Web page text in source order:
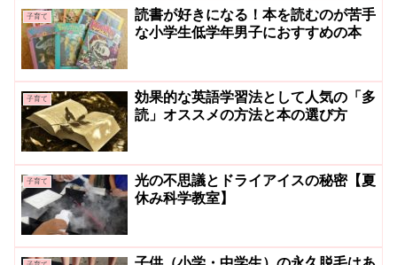
子育て
読書が好きになる！本を読むのが苦手
な小学生低学年男子におすすめの本
子育て
効果的な英語学習法として人気の「多
読」オススメの方法と本の選び方
子育て
光の不思議とドライアイスの秘密【夏
休み科学教室】